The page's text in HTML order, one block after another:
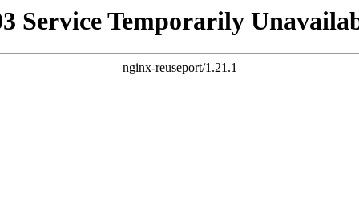
Service Temporarily
nginx-reuseport/1.21.1